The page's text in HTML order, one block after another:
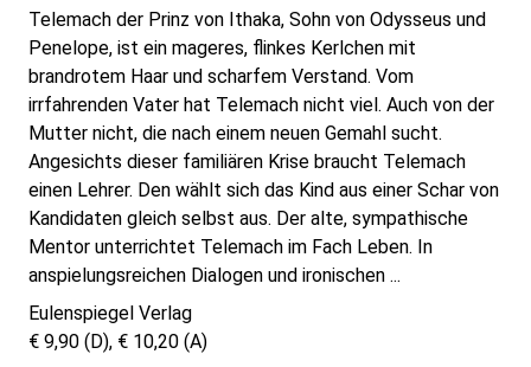
Telemach der Prinz von Ithaka, Sohn von Odysseus und
Penelope, ist ein mageres, flinkes Kerlchen mit
brandrotem Haar und scharfem Verstand. Vom
irrfahrenden Vater hat Telemach nicht viel. Auch von der
Mutter nicht, die nach einem neuen Gemahl sucht.
Angesichts dieser familiären Krise braucht Telemach
einen Lehrer. Den wählt sich das Kind aus einer Schar von
Kandidaten gleich selbst aus. Der alte, sympathische
Mentor unterrichtet Telemach im Fach Leben. In
anspielungsreichen Dialogen und ironischen ...
Eulenspiegel Verlag
€ 9,90 (D), € 10,20 (A)